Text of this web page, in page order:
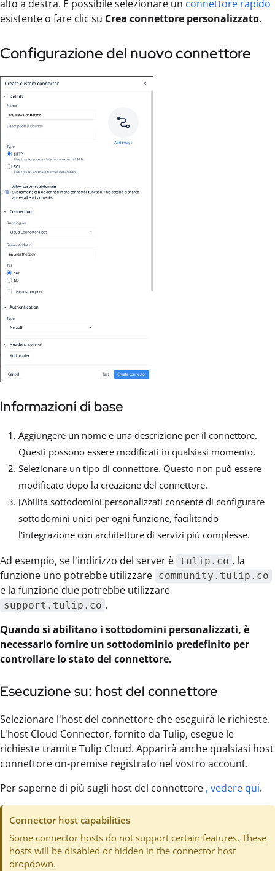
alto a destra. È possibile selezionare un connettore rapido
esistente o fare clic su Crea connettore personalizzato.
Configurazione del nuovo connettore
Informazioni di base
Aggiungere un nome e una descrizione per il connettore.
Questi possono essere modificati in qualsiasi momento.
Selezionare un tipo di connettore. Questo non può essere
modificato dopo la creazione del connettore.
[Abilita sottodomini personalizzati consente di configurare
sottodomini unici per ogni funzione, facilitando
l'integrazione con architetture di servizi più complesse.
Ad esempio, se l'indirizzo del server è tulip.co , la
funzione uno potrebbe utilizzare community.tulip.co
e la funzione due potrebbe utilizzare
support.tulip.co .
Quando si abilitano i sottodomini personalizzati, è
necessario fornire un sottodominio predefinito per
controllare lo stato del connettore.
Esecuzione su: host del connettore
Selezionare l'host del connettore che eseguirà le richieste.
L'host Cloud Connector, fornito da Tulip, esegue le
richieste tramite Tulip Cloud. Apparirà anche qualsiasi host
connettore on-premise registrato nel vostro account.
Per saperne di più sugli host del connettore , vedere qui.
Connector host capabilities
Some connector hosts do not support certain features. These
hosts will be disabled or hidden in the connector host
dropdown.